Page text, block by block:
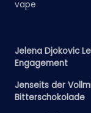
vape
Jelena Djokovic
Engagement
Jenseits der
Bitterschokolade